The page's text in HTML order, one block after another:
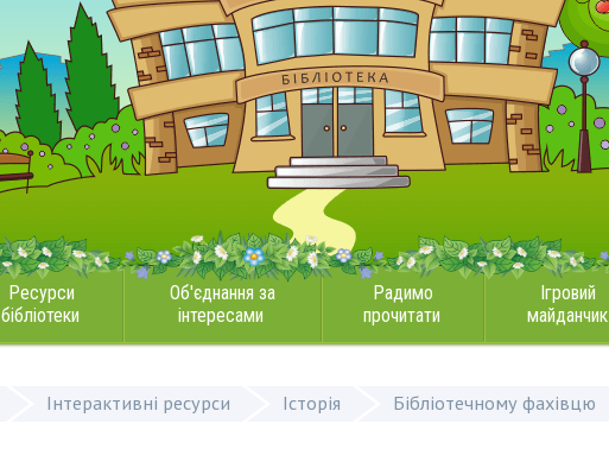
Ресурси
бібліотеки
Об'єднання за
інтересами
Радимо
прочитати
Ігровий
майданчик
Інтерактивні ресурси Історія Бібліотечному фахівцю